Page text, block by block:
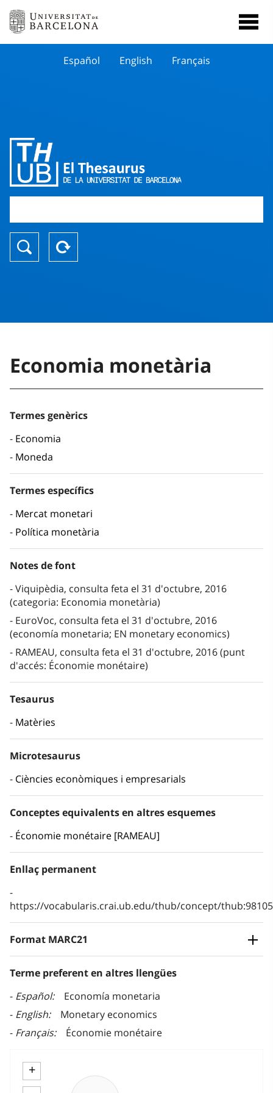
Español English Français
Economia monetària
Termes genèrics
Economia
Moneda
Termes específics
Mercat monetari
Política monetària
Notes de font
Viquipèdia, consulta feta el 31 d'octubre, 2016
(categoria: Economia monetària)
EuroVoc, consulta feta el 31 d'octubre, 2016
(economía monetaria; EN monetary economics)
RAMEAU, consulta feta el 31 d'octubre, 2016 (punt
d'accés: Économie monétaire)
Tesaurus
Matèries
Microtesaurus
Ciències econòmiques i empresarials
Conceptes equivalents en altres esquemes
Économie monétaire [RAMEAU]
Enllaç permanent
https://vocabularis.crai.ub.edu/thub/concept/
Format MARC21
Terme preferent en altres llengües
Español
Economía monetaria
English
Monetary economics
Français
Économie monétaire
+